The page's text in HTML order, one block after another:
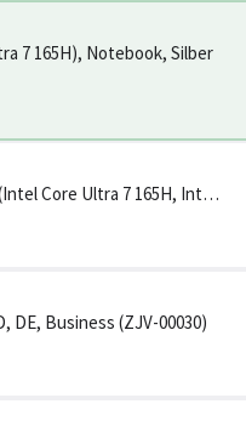
7 165H), Notebook, Silber
Core Ultra 7 165H, Intel
DE, Business (ZJV-00030)